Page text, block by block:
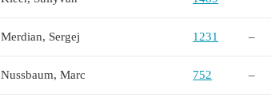
Merdian, Sergej 1231 –
Nussbaum, Marc 752 –